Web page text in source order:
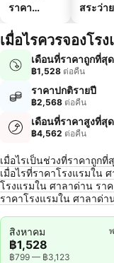
ราคา
สระว่า
เมื่อไรควรจองโร
เดือนที่ราคาถูกที่สุ
฿1,528 ต่อคืน
ราคาปกติรายปี
฿2,568 ต่อคืน
เดือนที่ราคาสูงที่สุ
฿4,562 ต่อคืน
คำถามที่พบบ่อยเ
เมื่อไรเป็นช่วงที่ราคาถูก
เมื่อไรที่ราคาโรงแรมใน
โรงแรมใน ศาลาด่าน รา
ราคาโรงแรมใน ศาลาด่า
สิงหาคม
฿1,528
฿799 — ฿3,123